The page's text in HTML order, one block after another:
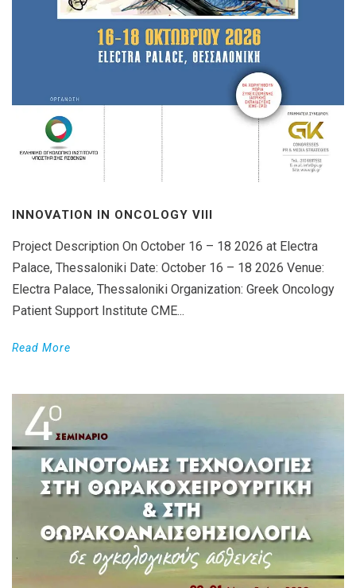
INNOVATION IN ONCOLOGY VΙIΙ
Project Description On October 16 – 18 2026 at Electra
Palace, Thessaloniki Date: October 16 – 18 2026 Venue:
Electra Palace, Thessaloniki Organization: Greek Oncology
Patient Support Institute CME...
Read More